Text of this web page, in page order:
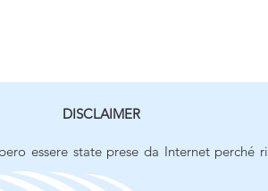
DISCLAIMER
essere state prese da Internet